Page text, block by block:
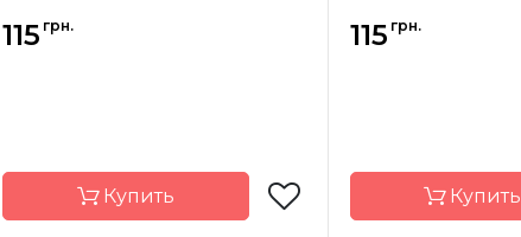
115 грн.
Купить
115 грн.
Купить